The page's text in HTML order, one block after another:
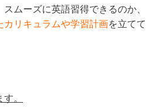
ムーズに英語習得できるのか、
カリキュラムや学習計画を立てて
。